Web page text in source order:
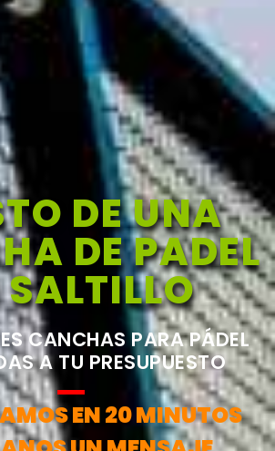
DE UNA
DE PADEL
SALTILLO
CANCHAS PARA PÁDEL
A TU PRESUPUESTO
EN 20 MINUTOS